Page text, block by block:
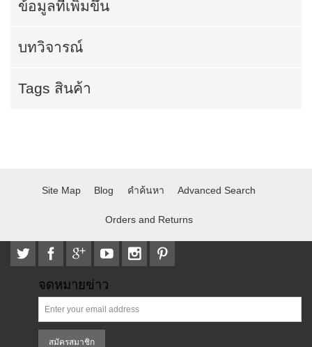
ข้อมูลที่เพิ่มขึ้น
บทวิจารณ์
Tags สินค้า
Site Map Blog คำค้นหา Advanced Search
Orders and Returns
จดหมายข่าว
สมัครสมาชิก